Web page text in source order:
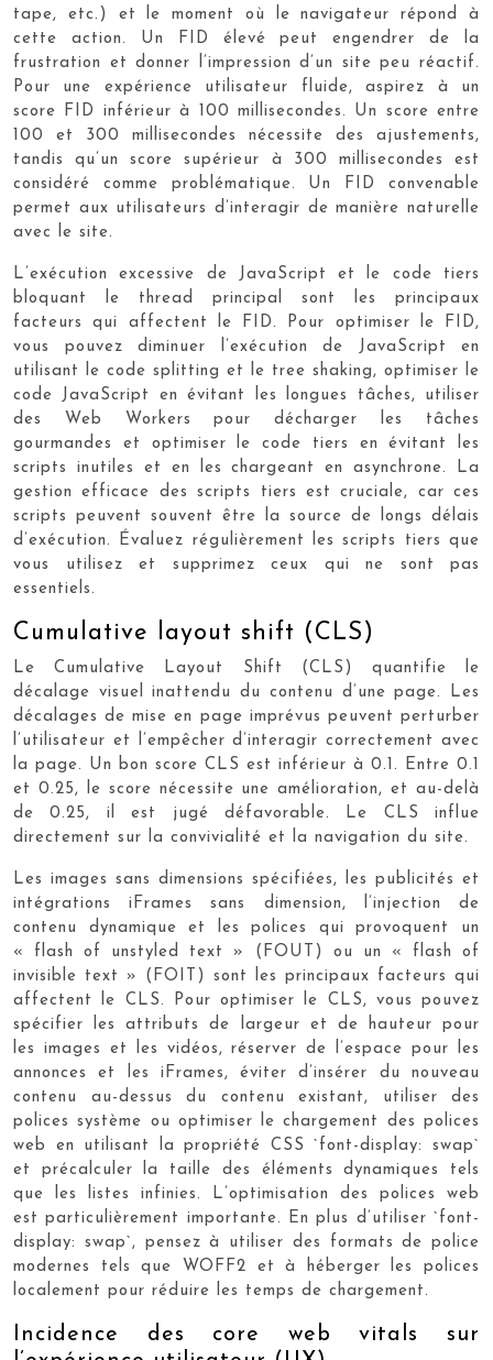
tape, etc.) et le moment où le navigateur répond à
cette action. Un FID élevé peut engendrer de la
frustration et donner l’impression d’un site peu réactif.
Pour une expérience utilisateur fluide, aspirez à un
score FID inférieur à 100 millisecondes. Un score entre
100 et 300 millisecondes nécessite des ajustements,
tandis qu’un score supérieur à 300 millisecondes est
considéré comme problématique. Un FID convenable
permet aux utilisateurs d’interagir de manière naturelle
avec le site.
L’exécution excessive de JavaScript et le code tiers
bloquant le thread principal sont les principaux
facteurs qui affectent le FID. Pour optimiser le FID,
vous pouvez diminuer l’exécution de JavaScript en
utilisant le code splitting et le tree shaking, optimiser le
code JavaScript en évitant les longues tâches, utiliser
des Web Workers pour décharger les tâches
gourmandes et optimiser le code tiers en évitant les
scripts inutiles et en les chargeant en asynchrone. La
gestion efficace des scripts tiers est cruciale, car ces
scripts peuvent souvent être la source de longs délais
d’exécution. Évaluez régulièrement les scripts tiers que
vous utilisez et supprimez ceux qui ne sont pas
essentiels.
Cumulative layout shift (CLS)
Le Cumulative Layout Shift (CLS) quantifie le
décalage visuel inattendu du contenu d’une page. Les
décalages de mise en page imprévus peuvent perturber
l’utilisateur et l’empêcher d’interagir correctement avec
la page. Un bon score CLS est inférieur à 0.1. Entre 0.1
et 0.25, le score nécessite une amélioration, et au-delà
de 0.25, il est jugé défavorable. Le CLS influe
directement sur la convivialité et la navigation du site.
Les images sans dimensions spécifiées, les publicités et
intégrations iFrames sans dimension, l’injection de
contenu dynamique et les polices qui provoquent un
« flash of unstyled text » (FOUT) ou un « flash of
invisible text » (FOIT) sont les principaux facteurs qui
affectent le CLS. Pour optimiser le CLS, vous pouvez
spécifier les attributs de largeur et de hauteur pour
les images et les vidéos, réserver de l’espace pour les
annonces et les iFrames, éviter d’insérer du nouveau
contenu au-dessus du contenu existant, utiliser des
polices système ou optimiser le chargement des polices
web en utilisant la propriété CSS `font-display: swap`
et précalculer la taille des éléments dynamiques tels
que les listes infinies. L’optimisation des polices web
est particulièrement importante. En plus d’utiliser `font-
display: swap`, pensez à utiliser des formats de police
modernes tels que WOFF2 et à héberger les polices
localement pour réduire les temps de chargement.
Incidence des core web vitals sur